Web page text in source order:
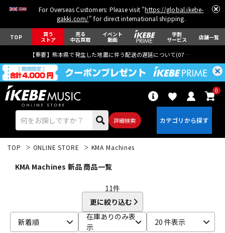
For Overseas Customers: Please visit "https://global.ikebe-
gakki.com/" for direct international shipping.
TOP 買う
ストア
売る
中古買取
イベント
動画
学割
サービス 店舗一覧
【重要】熊本県で発生した地震に伴う配送の遅延について(07月29日
詳細検索
0
TOP ONLINE STORE KMA Machines
KMA Machines 新品 商品一覧
11件
更に絞り込む
新着順
在庫ありのみ表
示
20 件表示